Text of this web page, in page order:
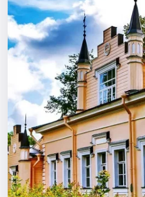
Квесты
Экскурсии
Спорт
События
Города
Площадки
Артисты